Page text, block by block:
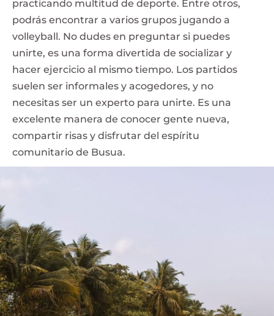
practicando multitud de deporte. Entre otros,
podrás encontrar a varios grupos jugando a
volleyball. No dudes en preguntar si puedes
unirte, es una forma divertida de socializar y
hacer ejercicio al mismo tiempo. Los partidos
suelen ser informales y acogedores, y no
necesitas ser un experto para unirte. Es una
excelente manera de conocer gente nueva,
compartir risas y disfrutar del espíritu
comunitario de Busua.